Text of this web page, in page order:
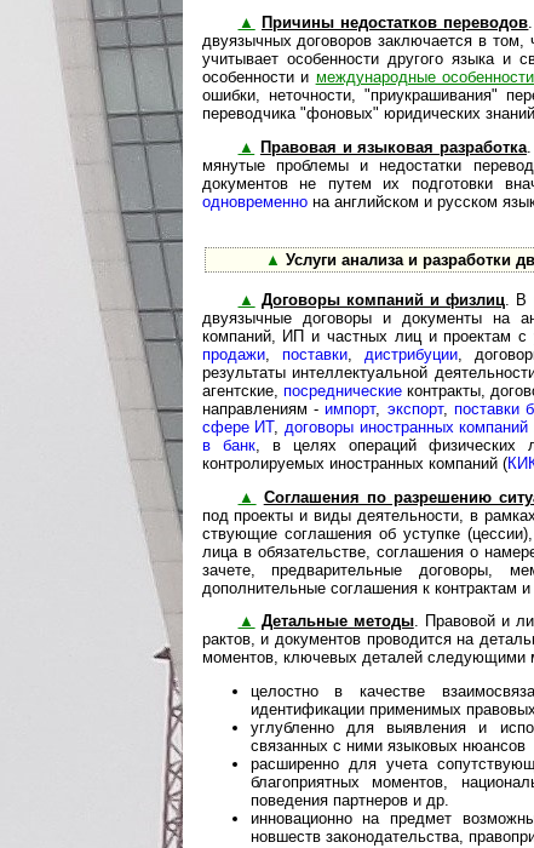
▲
Причины недостатков переводов
двуязычных договоров за­клю­ча­ет­ся в том,
учитывает особенности другого языка и
особенности и меж­ду­на­род­ные особенности
ошибки, неточности, "приукрашивания"
переводчика "фоновых" юридических
▲
Правовая и языковая разработка.
мя­ну­тые проблемы и недостатки
документов не путем их подготовки
одновременнона английском и русском
▲ Услуги анализа и
▲ Договоры компаний и физлиц .
дву­языч­ные договоры и документы на
компаний, ИП и частных лиц и проектам с
продажи, поставки, дистрибуции,
результаты ин­тел­лек­ту­аль­ной
агентские, пос­ред­ни­чес­киеконтракты,
на­прав­ле­ни­ям -импорт, экспорт, поставки
сфере ИТ, договоры иностранных
в банк, в целях операций
контролируемых иностранных компаний (
▲
Соглашения по разрешению
под про­ек­ты и виды деятельности, в
ст­ву­ю­щие соглашения об уступке
лица в обязательстве, соглашения о
зачете, предварительные договоры,
дополнительные соглашения к контрактам и
▲ Детальные методы. Правовой и
рак­тов, и документов проводится на
моментов, ключевых деталей следующими
целостно в качестве
идентификации применимых
углубленно для выявления и
связанных с ними языковых нюансов
расширенно для учета
благоприятных моментов,
поведения партнеров и др.
инновационно на предмет
новшеств законодательства,